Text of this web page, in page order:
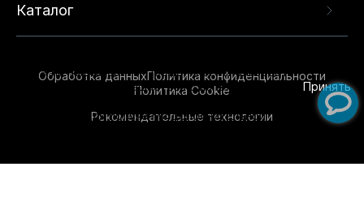
Каталог
Обработка данныхПолитика конфиденциальности
Политика Cookie
Рекомендательные технологии
опыта на нашем сайте. Продолжая использовать
данный сайт, вы соглашаетесь с использованием
технологий. Для получения дополнительной
Принять